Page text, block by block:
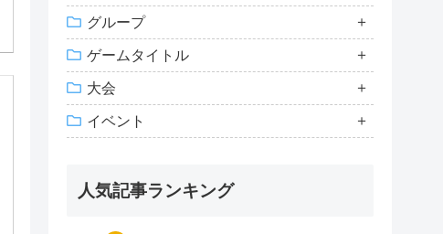
グループ
ゲームタイトル
大会
イベント
人気記事ランキング